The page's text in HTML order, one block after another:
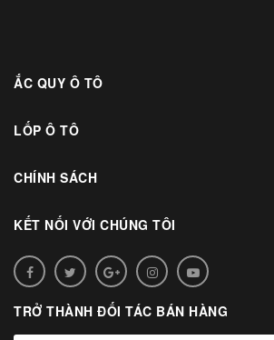
ẮC QUY Ô TÔ
LỐP Ô TÔ
CHÍNH SÁCH
KẾT NỐI VỚI CHÚNG TÔI
TRỞ THÀNH ĐỐI TÁC BÁN HÀNG